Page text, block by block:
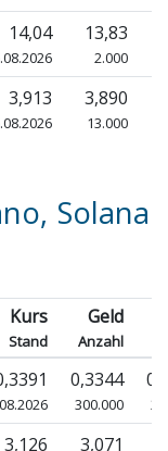
14,04 13,83
2.000
3,913 3,890
13.000
Solana
Kurs
Stand
Geld
Anzahl
0,3344
300.000
3,126 3,071